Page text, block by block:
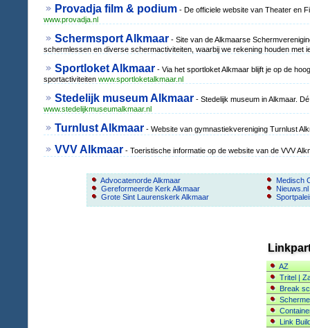
Provadja film & podium - De officiele website van Theater en
www.provadja.nl
Schermsport Alkmaar - Site van de Alkmaarse
schermlessen en diverse schermactiviteiten, waarbij we rekening houden met
Sportloket Alkmaar - Via het sportloket Alkmaar blijft je op de
sportactiviteiten www.sportloketalkmaar.nl
Stedelijk museum Alkmaar - Stedelijk museum in Alkmaar.
www.stedelijkmuseumalkmaar.nl
Turnlust Alkmaar - Website van gymnastiekvereniging Turnlust
VVV Alkmaar - Toeristische informatie op de website van de VVV
Advocatenorde Alkmaar
Gereformeerde Kerk Alkmaar
Grote Sint Laurenskerk Alkmaar
Medisch
AZ
Tritel |
Break
Link